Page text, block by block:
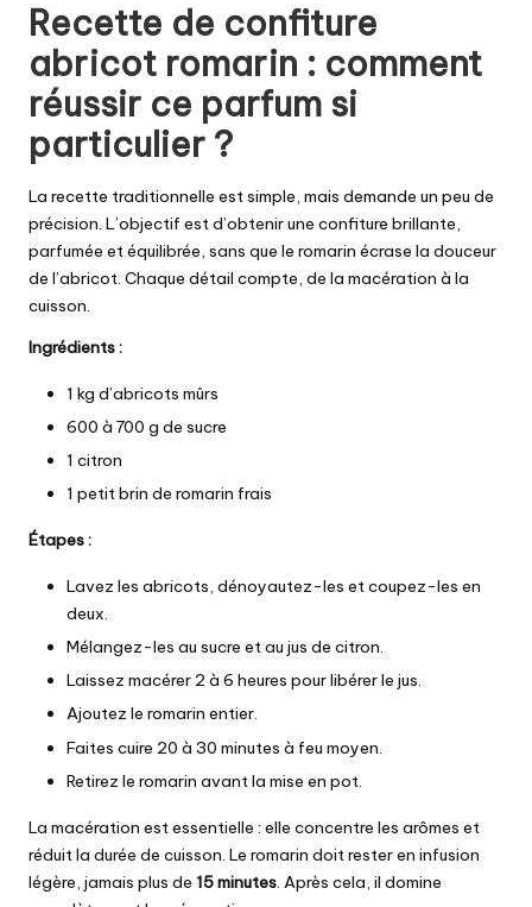
Recette de confiture
abricot romarin : comment
réussir ce parfum si
particulier ?
La recette traditionnelle est simple, mais demande un peu de
précision. L’objectif est d’obtenir une confiture brillante,
parfumée et équilibrée, sans que le romarin écrase la douceur
de l’abricot. Chaque détail compte, de la macération à la
cuisson.
Ingrédients :
1 kg d’abricots mûrs
600 à 700 g de sucre
1 citron
1 petit brin de romarin frais
Étapes :
Lavez les abricots, dénoyautez-les et coupez-les en
deux.
Mélangez-les au sucre et au jus de citron.
Laissez macérer 2 à 6 heures pour libérer le jus.
Ajoutez le romarin entier.
Faites cuire 20 à 30 minutes à feu moyen.
Retirez le romarin avant la mise en pot.
La macération est essentielle : elle concentre les arômes et
réduit la durée de cuisson. Le romarin doit rester en infusion
légère, jamais plus de 15 minutes. Après cela, il domine